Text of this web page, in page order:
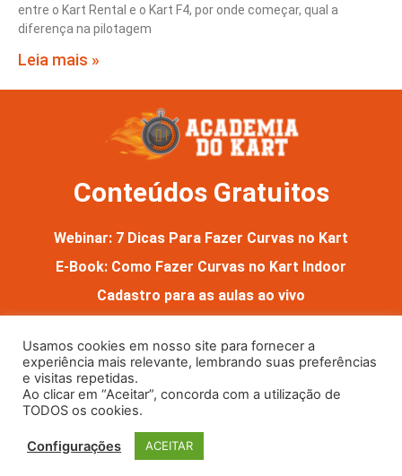
entre o Kart Rental e o Kart F4, por onde começar, qual a
diferença na pilotagem
Leia mais »
Conteúdos Gratuitos
Webinar: 7 Dicas Para Fazer Curvas no Kart
E-Book: Como Fazer Curvas no Kart Indoor
Cadastro para as aulas ao vivo
Todos os direitos reservados. Academia do Kart® é uma marca
registrada e o seu uso sem a devida autorização é proibido.
Usamos cookies em nosso site para fornecer a
experiência mais relevante, lembrando suas preferências
e visitas repetidas.
Ao clicar em “Aceitar”, concorda com a utilização de
TODOS os cookies.
Configurações ACEITAR